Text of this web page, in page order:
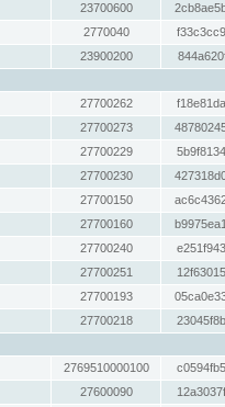
23700600
2770040
23900200
27700262
27700273
27700229
27700230
27700150
27700160
27700240
27700251
27700193
27700218
2769510000100
27600090